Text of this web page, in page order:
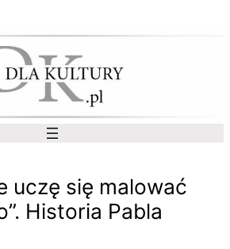
uczę się malować
Historia Pabla